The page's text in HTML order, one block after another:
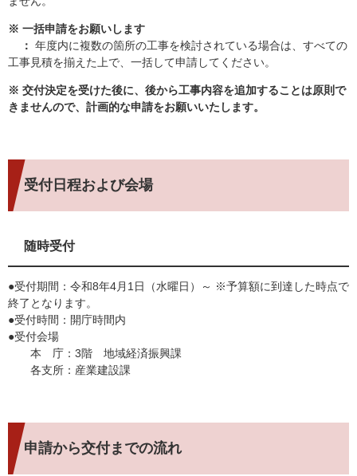
※ 一括申請をお願いします
： 年度内に複数の箇所の工事を検討されている場合は、すべての
工事見積を揃えた上で、一括して申請してください。
※ 交付決定を受けた後に、後から工事内容を追加することは原則で
きませんので、計画的な申請をお願いいたします。
受付日程および会場
随時受付
●受付期間：令和8年4月1日（水曜日）～ ※予算額に到達した時点で
終了となります。
●受付時間：開庁時間内
●受付会場
本 庁：3階 地域経済振興課
各支所：産業建設課
申請から交付までの流れ